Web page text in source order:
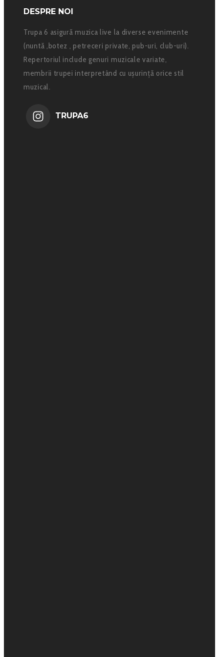
DESPRE NOI
Trupa 6 asigură muzica live la diverse evenimente
(nuntă ,botez , petreceri private, pub-uri, club-uri).
Repertoriul include genuri muzicale variate,
membrii trupei interpretând cu ușurință orice stil
muzical.
TRUPA6